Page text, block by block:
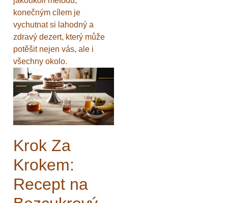
konečným cílem je
vychutnat si lahodný a
zdravý dezert, který může
potěšit nejen vás, ale i
všechny okolo.
Krok Za
Krokem:
Recept na